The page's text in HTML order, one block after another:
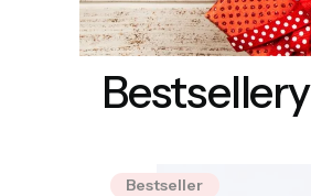
Bestsellery
Bestseller